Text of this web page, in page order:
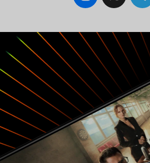
жизнь одни сплошные серые будни и
интересного. Все меняется утром, когда
гранью разума, нечто необъяснимое.
но что-то ни так, он как будто он и не он
одновременно. Место где он живет в то же
время то, и нето. Те, кто он знал - его не
а незнакомые люди говорят, что он их
человек. Мужчине предстоит во всем
разобраться, как будто он попал в
таинственный и непонятный сон... 'Главное
правило реальности — не запутаться в
иллюзиях.' Американский актер Сэм Трэммелл
родом из Нового Орлеана как раз и
главного героя. У него тут аж две роли:
Зейн. История его героя запутанная.
пытаешься разобраться что происходит,
потом понимаешь идея режиссера была